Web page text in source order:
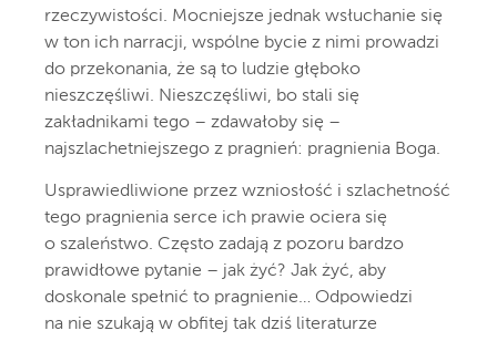
rzeczywistości. Mocniejsze jednak wsłuchanie się
w ton ich narracji, wspólne bycie z nimi prowadzi
do przekonania, że są to ludzie głęboko
nieszczęśliwi. Nieszczęśliwi, bo stali się
zakładnikami tego – zdawałoby się –
najszlachetniejszego z pragnień: pragnienia Boga.
Usprawiedliwione przez wzniosłość i szlachetność
tego pragnienia serce ich prawie ociera się
o szaleństwo. Często zadają z pozoru bardzo
prawidłowe pytanie – jak żyć? Jak żyć, aby
doskonale spełnić to pragnienie… Odpowiedzi
na nie szukają w obfitej tak dziś literaturze